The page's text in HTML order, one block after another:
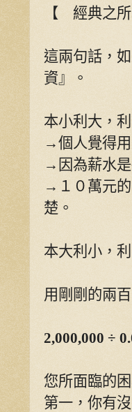
【 經典之
這兩句話，
資』。
本小利大，
→個人覺得
→因為薪水
→１０萬元
楚。
本大利小，
用剛剛的兩
2,000,000 ÷
您所面臨的
第一，你有